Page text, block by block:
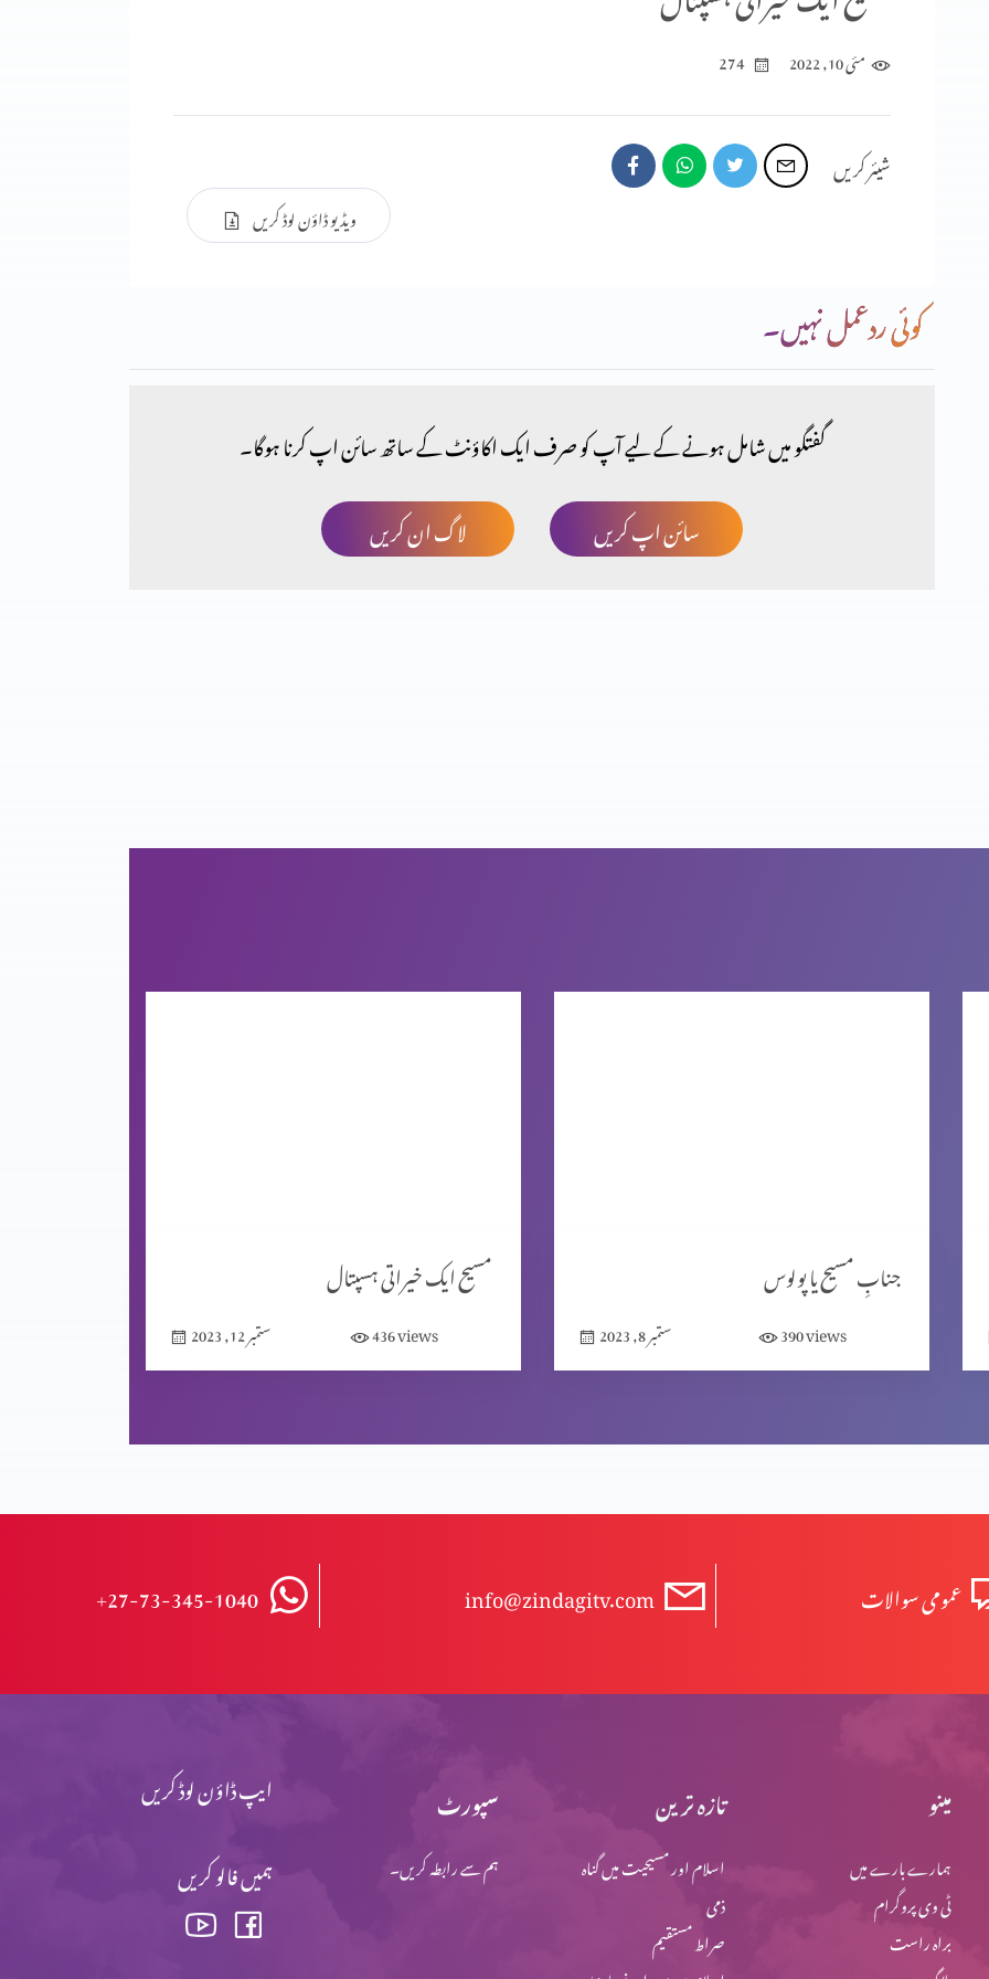
مئی 10, 2022 274
شیئر کریں
ویڈیو ڈاؤن لوڈ کریں
کوئی ردعمل نہیں۔
گفتگو میں شامل ہونے کے لیے آپ کو صرف ایک اکاؤنٹ کے ساتھ سائن اپ کرنا ہوگا۔
لاگ ان کریں
سائن اپ کریں
مسیح ایک خیراتی ہسپتال
ستمبر 12, 2023 436views
جنابِ مسیح یا پولوس
ستمبر 8, 2023 390views
+27-73-345-1040 info@zindagitv.com عمومی سوالات
ایپ ڈاؤن لوڈ کریں
ہمیں فالو کریں
سپورٹ
ہم سے رابطہ کریں۔
تازہ ترین
اسلام اور مسیحیت میں گناہ
ذمی
صراط مستقیم
مینو
ہمارے بارے میں
ٹی وی پروگرام
براہ راست